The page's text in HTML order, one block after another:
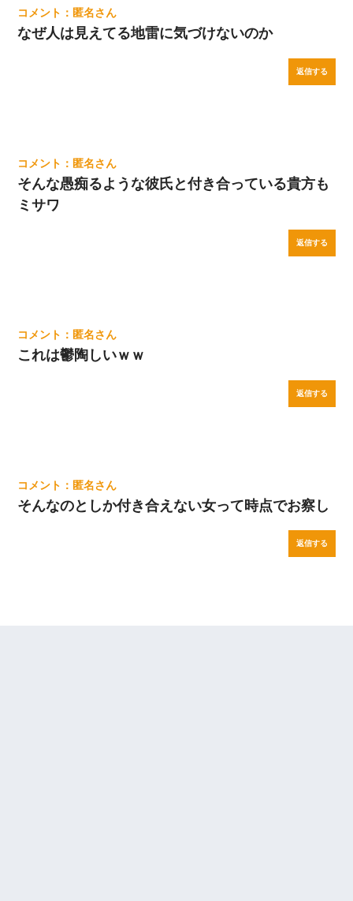
匿名
なぜ人は見えてる地雷に気づけないのか
返信する
匿名
そんな愚痴るような彼氏と付き合っている貴方も
ミサワ
返信する
匿名
これは鬱陶しいｗｗ
返信する
匿名
そんなのとしか付き合えない女って時点でお察し
返信する